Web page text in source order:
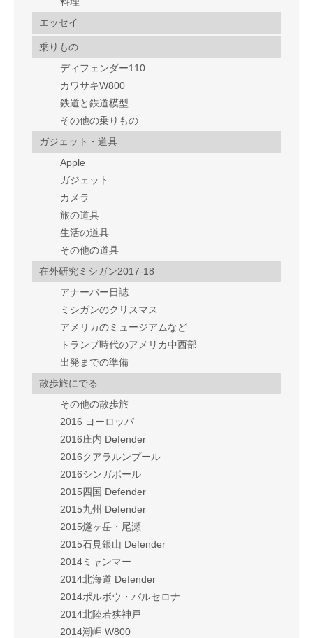
エッセイ
乗りもの
ディフェンダー110
カワサキW800
鉄道と鉄道模型
その他の乗りもの
ガジェット・道具
Apple
ガジェット
カメラ
旅の道具
生活の道具
その他の道具
在外研究ミシガン2017-18
アナーバー日誌
ミシガンのクリスマス
アメリカのミュージアムなど
トランプ時代のアメリカ中西部
出発までの準備
散歩旅にでる
その他の散歩旅
2016 ヨーロッパ
2016庄内 Defender
2016クアラルンプール
2016シンガポール
2015四国 Defender
2015九州 Defender
2015燧ヶ岳・尾瀬
2015石見銀山 Defender
2014ミャンマー
2014北海道 Defender
2014ポルボウ・バルセロナ
2014北陸若狭神戸
2014潮岬 W800